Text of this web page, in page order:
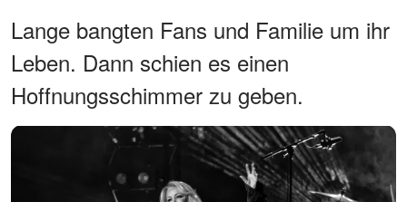
Lange bangten Fans und Familie um ihr
Leben. Dann schien es einen
Hoffnungsschimmer zu geben.